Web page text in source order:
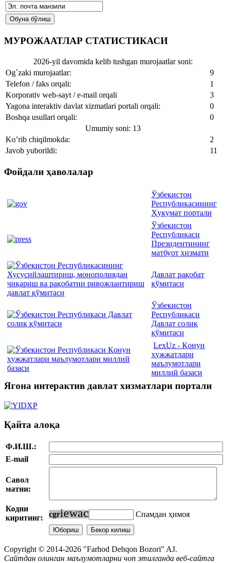
МУРОЖААТЛАР СТАТИСТИКАСИ
2026-yil davomida kelib tushgan murojaatlar soni:
Og`zaki murojaatlar:
9
Telefon / faks orqali:
1
Korporativ web-sayt / e-mail orqali
3
Yagona interaktiv davlat xizmatlari portali orqali:
0
Boshqa usullari orqali:
0
Umumiy soni: 13
Ko’rib chiqilmokda:
2
Javob yuborildi:
11
Фойдали ҳаволалар
Ўзбекистон
Республикасининг
Ҳукумат портали
Ўзбекистон
Республикаси
Президентининг
матбуот хизмати
Давлат рақобат
қўмитаси
Ўзбекистон
Республикаси
Давлат солиқ
қўмитаси
LexUz - Қонун
ҳужжатлари
маълумотлари
миллий базаси
Ягона интерактив давлат хизматлари портали
Қайта алоқа
Ф.И.Ш.:
E-mail
Савол
матни:
Кодни
киритинг:
cgriewac Спамдан ҳимоя
Copyright © 2014-2026 "Farhod Dehqon Bozori" AJ.
Сайтдан олинган маълумотларни чоп этилганда веб-сайтга